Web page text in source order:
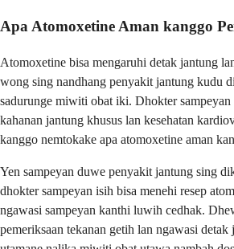
Apa Atomoxetine Aman kanggo
Atomoxetine bisa mengaruhi detak jantung
wong sing nandhang penyakit jantung kudu
sadurunge miwiti obat iki. Dhokter sampeyan
kahanan jantung khusus lan kesehatan
kanggo nemtokake apa atomoxetine aman
Yen sampeyan duwe penyakit jantung sing
dhokter sampeyan isih bisa menehi resep
ngawasi sampeyan kanthi luwih cedhak.
pemeriksaan tekanan getih lan ngawasi